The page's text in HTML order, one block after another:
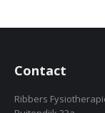
Contact
Ribbers